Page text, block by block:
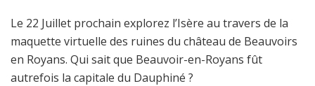
Le 22 Juillet prochain explorez l’Isère au travers de la
maquette virtuelle des ruines du château de Beauvoirs
en Royans. Qui sait que Beauvoir-en-Royans fût
autrefois la capitale du Dauphiné ?